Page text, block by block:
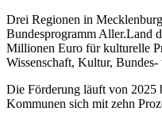
Drei Regionen in
Bundesprogramm Aller.Land
Millionen Euro für kulturelle
Wissenschaft, Kultur,
Die Förderung läuft von 2025
Kommunen sich mit zehn